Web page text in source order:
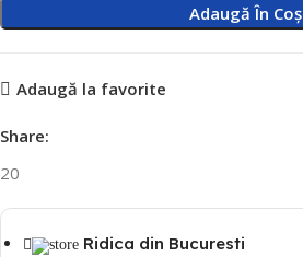
Adaugă În Coș
Adaugă la favorite
Share:
20
Ridica din Bucuresti